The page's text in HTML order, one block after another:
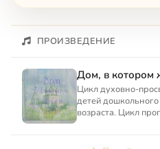
ПРОИЗВЕДЕНИЕ
Дом, в котором
Цикл духовно-
детей
возраста. Цикл